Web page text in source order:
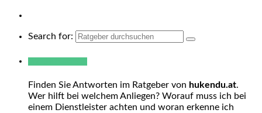
Search for:
Finden Sie Antworten im Ratgeber von hukendu.at.
Wer hilft bei welchem Anliegen? Worauf muss ich bei
einem Dienstleister achten und woran erkenne ich